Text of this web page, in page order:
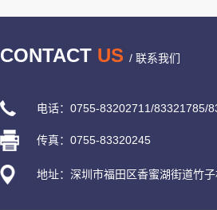
CONTACT US / 联系我们
电话：0755-83202711/83321785/
传真：0755-83320245
地址：深圳市福田区香蜜湖街道竹